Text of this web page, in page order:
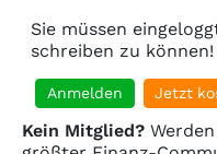
Sie müssen
schreiben zu können!
Anmelden Jetzt
Kein Mitglied?